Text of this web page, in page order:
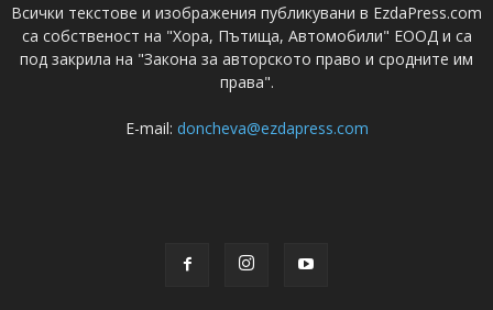
Всички текстове и изображения публикувани в EzdaPress.com
са собственост на "Хора, Пътища, Автомобили" ЕООД и са
под закрила на "Закона за авторското право и сродните им
права".
E-mail: doncheva@ezdapress.com